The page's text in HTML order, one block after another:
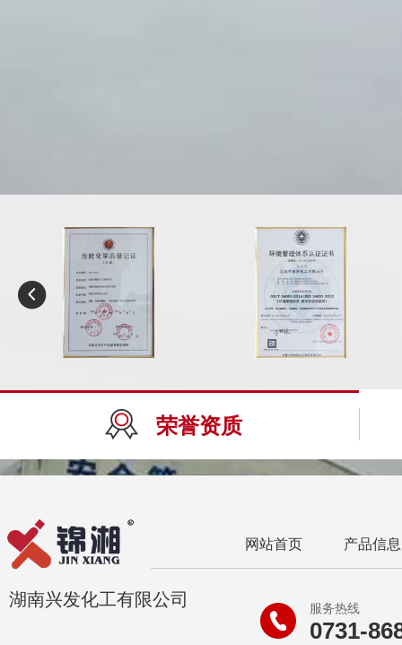
荣誉资质
湖南兴发化工有限公司
网站首页 产品信息
服务热线
0731-